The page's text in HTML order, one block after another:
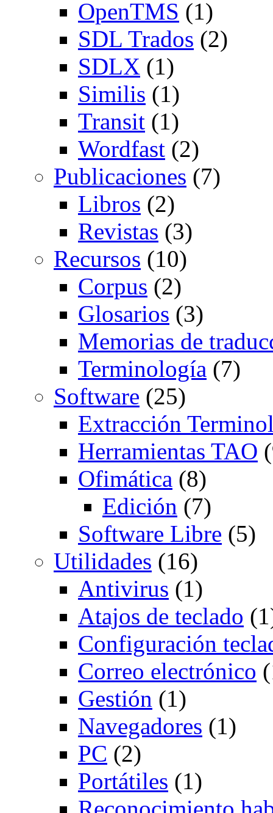
OpenTMS (1)
SDL Trados (2)
SDLX (1)
Similis (1)
Transit (1)
Wordfast (2)
Publicaciones (7)
Libros (2)
Revistas (3)
Recursos (10)
Corpus (2)
Glosarios (3)
Memorias de
Terminología (7)
Software (25)
Extracción
Herramientas TAO
Ofimática (8)
Edición (7)
Software Libre (5)
Utilidades (16)
Antivirus (1)
Atajos de teclado
Configuración
Correo electrónico
Gestión (1)
Navegadores (1)
PC (2)
Portátiles (1)